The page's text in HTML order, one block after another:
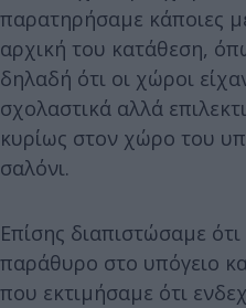
παρατηρήσαμε κάποιες
αρχική του κατάθεση,
δηλαδή ότι οι χώροι
σχολαστικά αλλά
κυρίως στον χώρο του
σαλόνι.
Επίσης διαπιστώσαμε
παράθυρο στο υπόγειο
που εκτιμήσαμε ότι